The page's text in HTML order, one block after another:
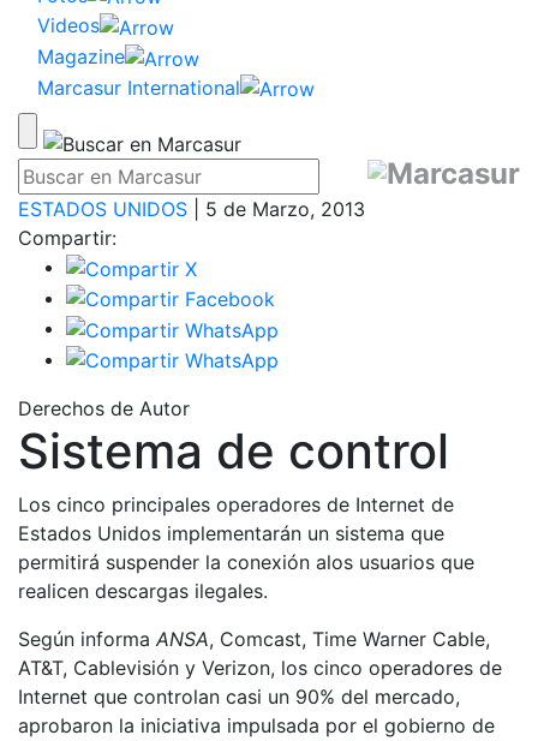
Videos
Magazine
Marcasur International
ESTADOS UNIDOS | 5 de Marzo, 2013
Compartir:
Derechos de Autor
Sistema de control
Los cinco principales operadores de Internet de
Estados Unidos implementarán un sistema que
permitirá suspender la conexión alos usuarios que
realicen descargas ilegales.
Según informa ANSA, Comcast, Time Warner Cable,
AT&T, Cablevisión y Verizon, los cinco operadores de
Internet que controlan casi un 90% del mercado,
aprobaron la iniciativa impulsada por el gobierno de